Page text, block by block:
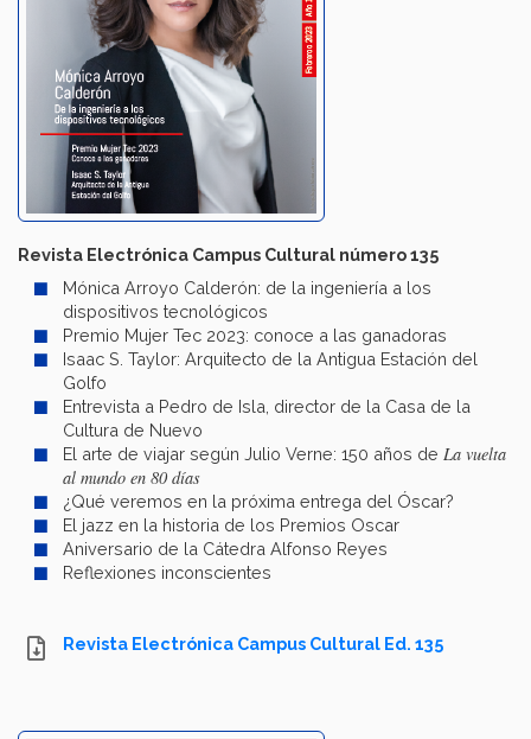
Revista Electrónica Campus Cultural número 135
Mónica Arroyo Calderón: de la ingeniería a los
dispositivos tecnológicos
Premio Mujer Tec 2023: conoce a las ganadoras
Isaac S. Taylor: Arquitecto de la Antigua Estación del
Golfo
Entrevista a Pedro de Isla, director de la Casa de la
Cultura de Nuevo
El arte de viajar según Julio Verne: 150 años de La vuelta
al mundo en 80 días
¿Qué veremos en la próxima entrega del Óscar?
El jazz en la historia de los Premios Oscar
Aniversario de la Cátedra Alfonso Reyes
Reflexiones inconscientes
Revista Electrónica Campus Cultural Ed. 135